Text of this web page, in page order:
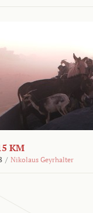
KM
/ Nikolaus Geyrhalter